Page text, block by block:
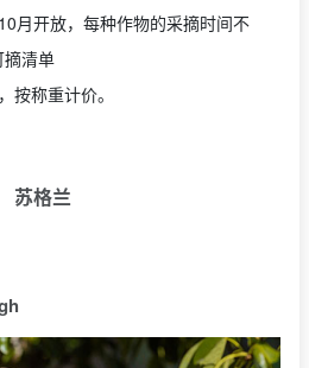
月开放，每种作物的采摘时间不
摘清单
按称重计价。
苏格兰